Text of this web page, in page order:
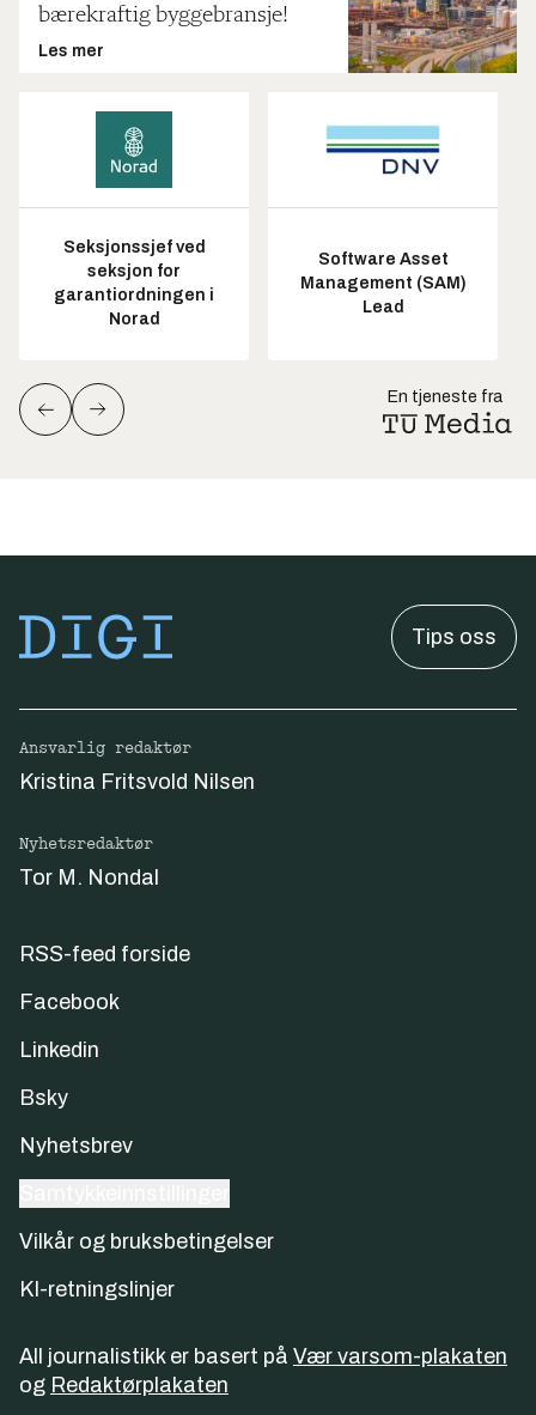
bærekraftig byggebransje!
Les mer
Seksjonssjef ved
seksjon for
garantiordningen i
Norad
Software Asset
Management (SAM)
Lead
En tjeneste fra
Tips oss
Ansvarlig redaktør
Kristina Fritsvold Nilsen
Nyhetsredaktør
Tor M. Nondal
RSS-feed forside
Facebook
Linkedin
Bsky
Nyhetsbrev
Vilkår og bruksbetingelser
KI-retningslinjer
All journalistikk er basert på Vær varsom-plakaten
og Redaktørplakaten